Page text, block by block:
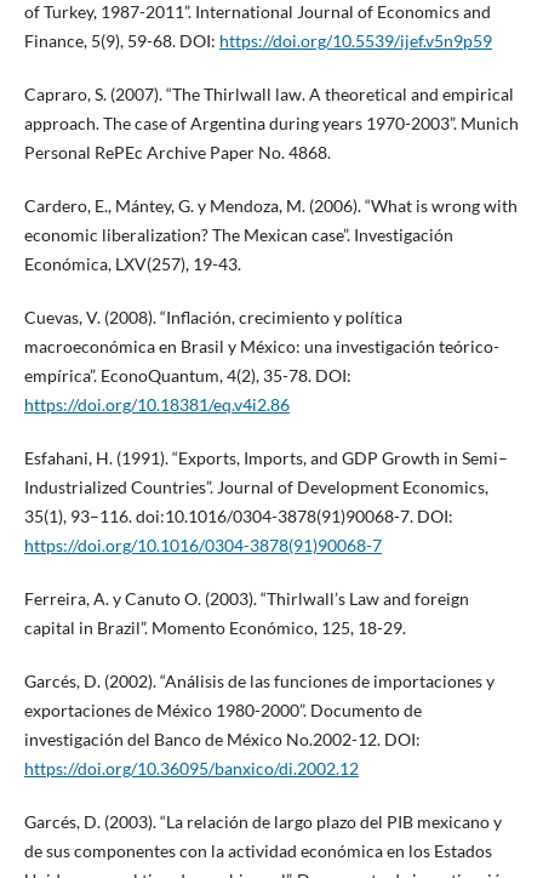
of Turkey, 1987-2011”. International Journal of Economics and
Finance, 5(9), 59-68. DOI: https://doi.org/10.5539/ijef.v5n9p59
Capraro, S. (2007). “The Thirlwall law. A theoretical and empirical
approach. The case of Argentina during years 1970-2003”. Munich
Personal RePEc Archive Paper No. 4868.
Cardero, E., Mántey, G. y Mendoza, M. (2006). “What is wrong with
economic liberalization? The Mexican case”. Investigación
Económica, LXV(257), 19-43.
Cuevas, V. (2008). “Inflación, crecimiento y política
macroeconómica en Brasil y México: una investigación teórico-
empírica”. EconoQuantum, 4(2), 35-78. DOI:
https://doi.org/10.18381/eq.v4i2.86
Esfahani, H. (1991). “Exports, Imports, and GDP Growth in Semi–
Industrialized Countries”. Journal of Development Economics,
35(1), 93–116. doi:10.1016/0304-3878(91)90068-7. DOI:
https://doi.org/10.1016/0304-3878(91)90068-7
Ferreira, A. y Canuto O. (2003). “Thirlwall’s Law and foreign
capital in Brazil”. Momento Económico, 125, 18-29.
Garcés, D. (2002). “Análisis de las funciones de importaciones y
exportaciones de México 1980-2000”. Documento de
investigación del Banco de México No.2002-12. DOI:
https://doi.org/10.36095/banxico/di.2002.12
Garcés, D. (2003). “La relación de largo plazo del PIB mexicano y
de sus componentes con la actividad económica en los Estados